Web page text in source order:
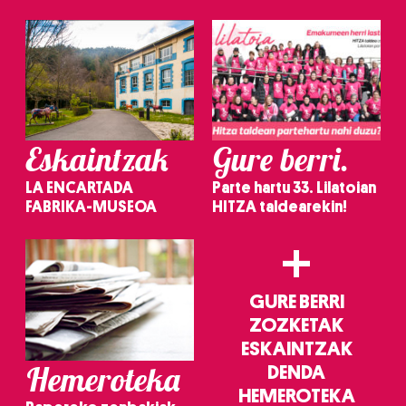
Eskaintzak
LA ENCARTADA
FABRIKA-MUSEOA
Gure berri.
Parte hartu 33. Lilatoian
HITZA taldearekin!
Hemeroteka
+
GURE BERRI
ZOZKETAK
ESKAINTZAK
DENDA
HEMEROTEKA